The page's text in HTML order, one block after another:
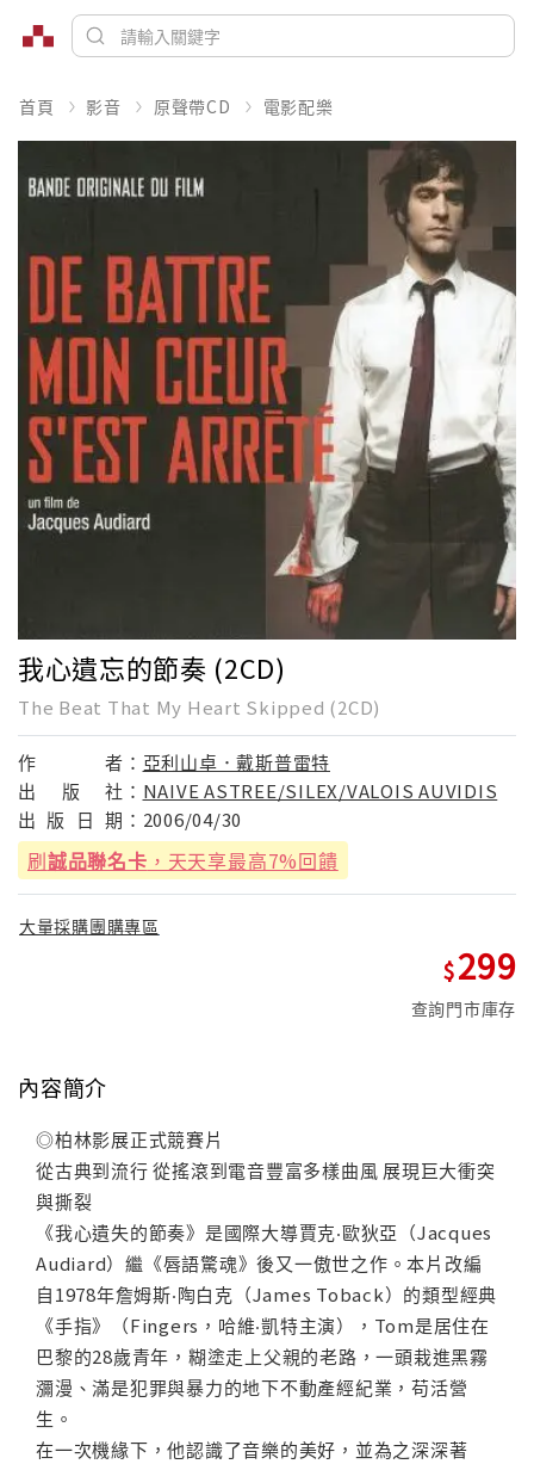
首頁 影音 原聲帶CD 電影配樂
我心遺忘的節奏 (2CD)
The Beat That My Heart Skipped (2CD)
作 者： 亞利山卓．戴斯普雷特
出
版 社： NAIVE ASTREE/SILEX/VALOIS AUVIDIS
出 版 日 期： 2006/04/30
刷誠品聯名卡 ，天天享最高7%回饋
大量採購團購專區
299
查詢門市庫存
內容簡介
◎柏林影展正式競賽片
從古典到流行 從搖滾到電音豐富多樣曲風 展現巨大衝突
與撕裂
《我心遺失的節奏》是國際大導賈克‧歐狄亞（Jacques
Audiard）繼《唇語驚魂》後又一傲世之作。本片改編
自1978年詹姆斯‧陶白克（James Toback）的類型經典
《手指》（Fingers，哈維‧凱特主演），Tom是居住在
巴黎的28歲青年，糊塗走上父親的老路，一頭栽進黑霧
瀰漫、滿是犯罪與暴力的地下不動產經紀業，苟活營
生。
在一次機緣下，他認識了音樂的美好，並為之深深著